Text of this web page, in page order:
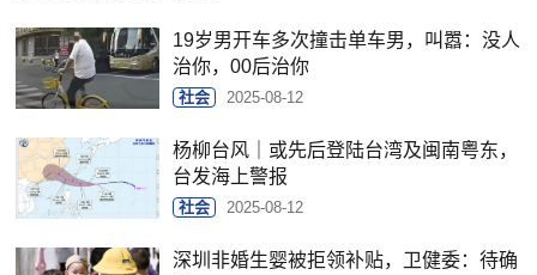
19岁男开车多次撞击单车男，叫嚣：没人
治你，00后治你
社会 2025-08-12
杨柳台风｜或先后登陆台湾及闽南粤东，
台发海上警报
社会 2025-08-12
深圳非婚生婴被拒领补贴，卫健委：待确